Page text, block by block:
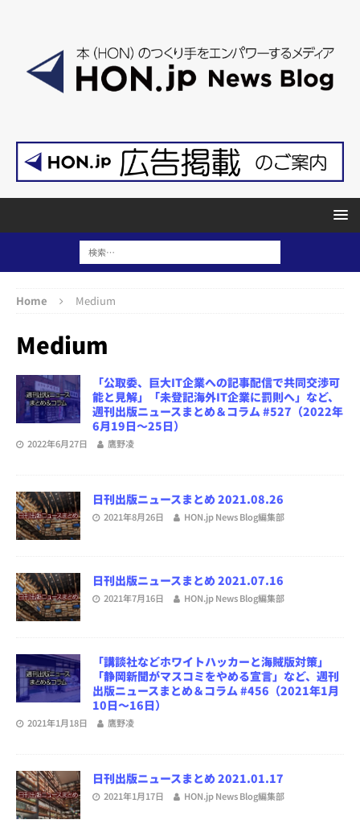
Home Medium
Medium
「公取委、巨大IT企業への記事配信で共同交渉可
能と見解」「未登記海外IT企業に罰則へ」など、
週刊出版ニュースまとめ＆コラム #527（2022年
6月19日～25日）
2022年6月27日 鷹野凌
日刊出版ニュースまとめ 2021.08.26
2021年8月26日 HON.jp News Blog編集部
日刊出版ニュースまとめ 2021.07.16
2021年7月16日 HON.jp News Blog編集部
「講談社などホワイトハッカーと海賊版対策」
「静岡新聞がマスコミをやめる宣言」など、週刊
出版ニュースまとめ＆コラム #456（2021年1月
10日～16日）
2021年1月18日 鷹野凌
日刊出版ニュースまとめ 2021.01.17
2021年1月17日 HON.jp News Blog編集部